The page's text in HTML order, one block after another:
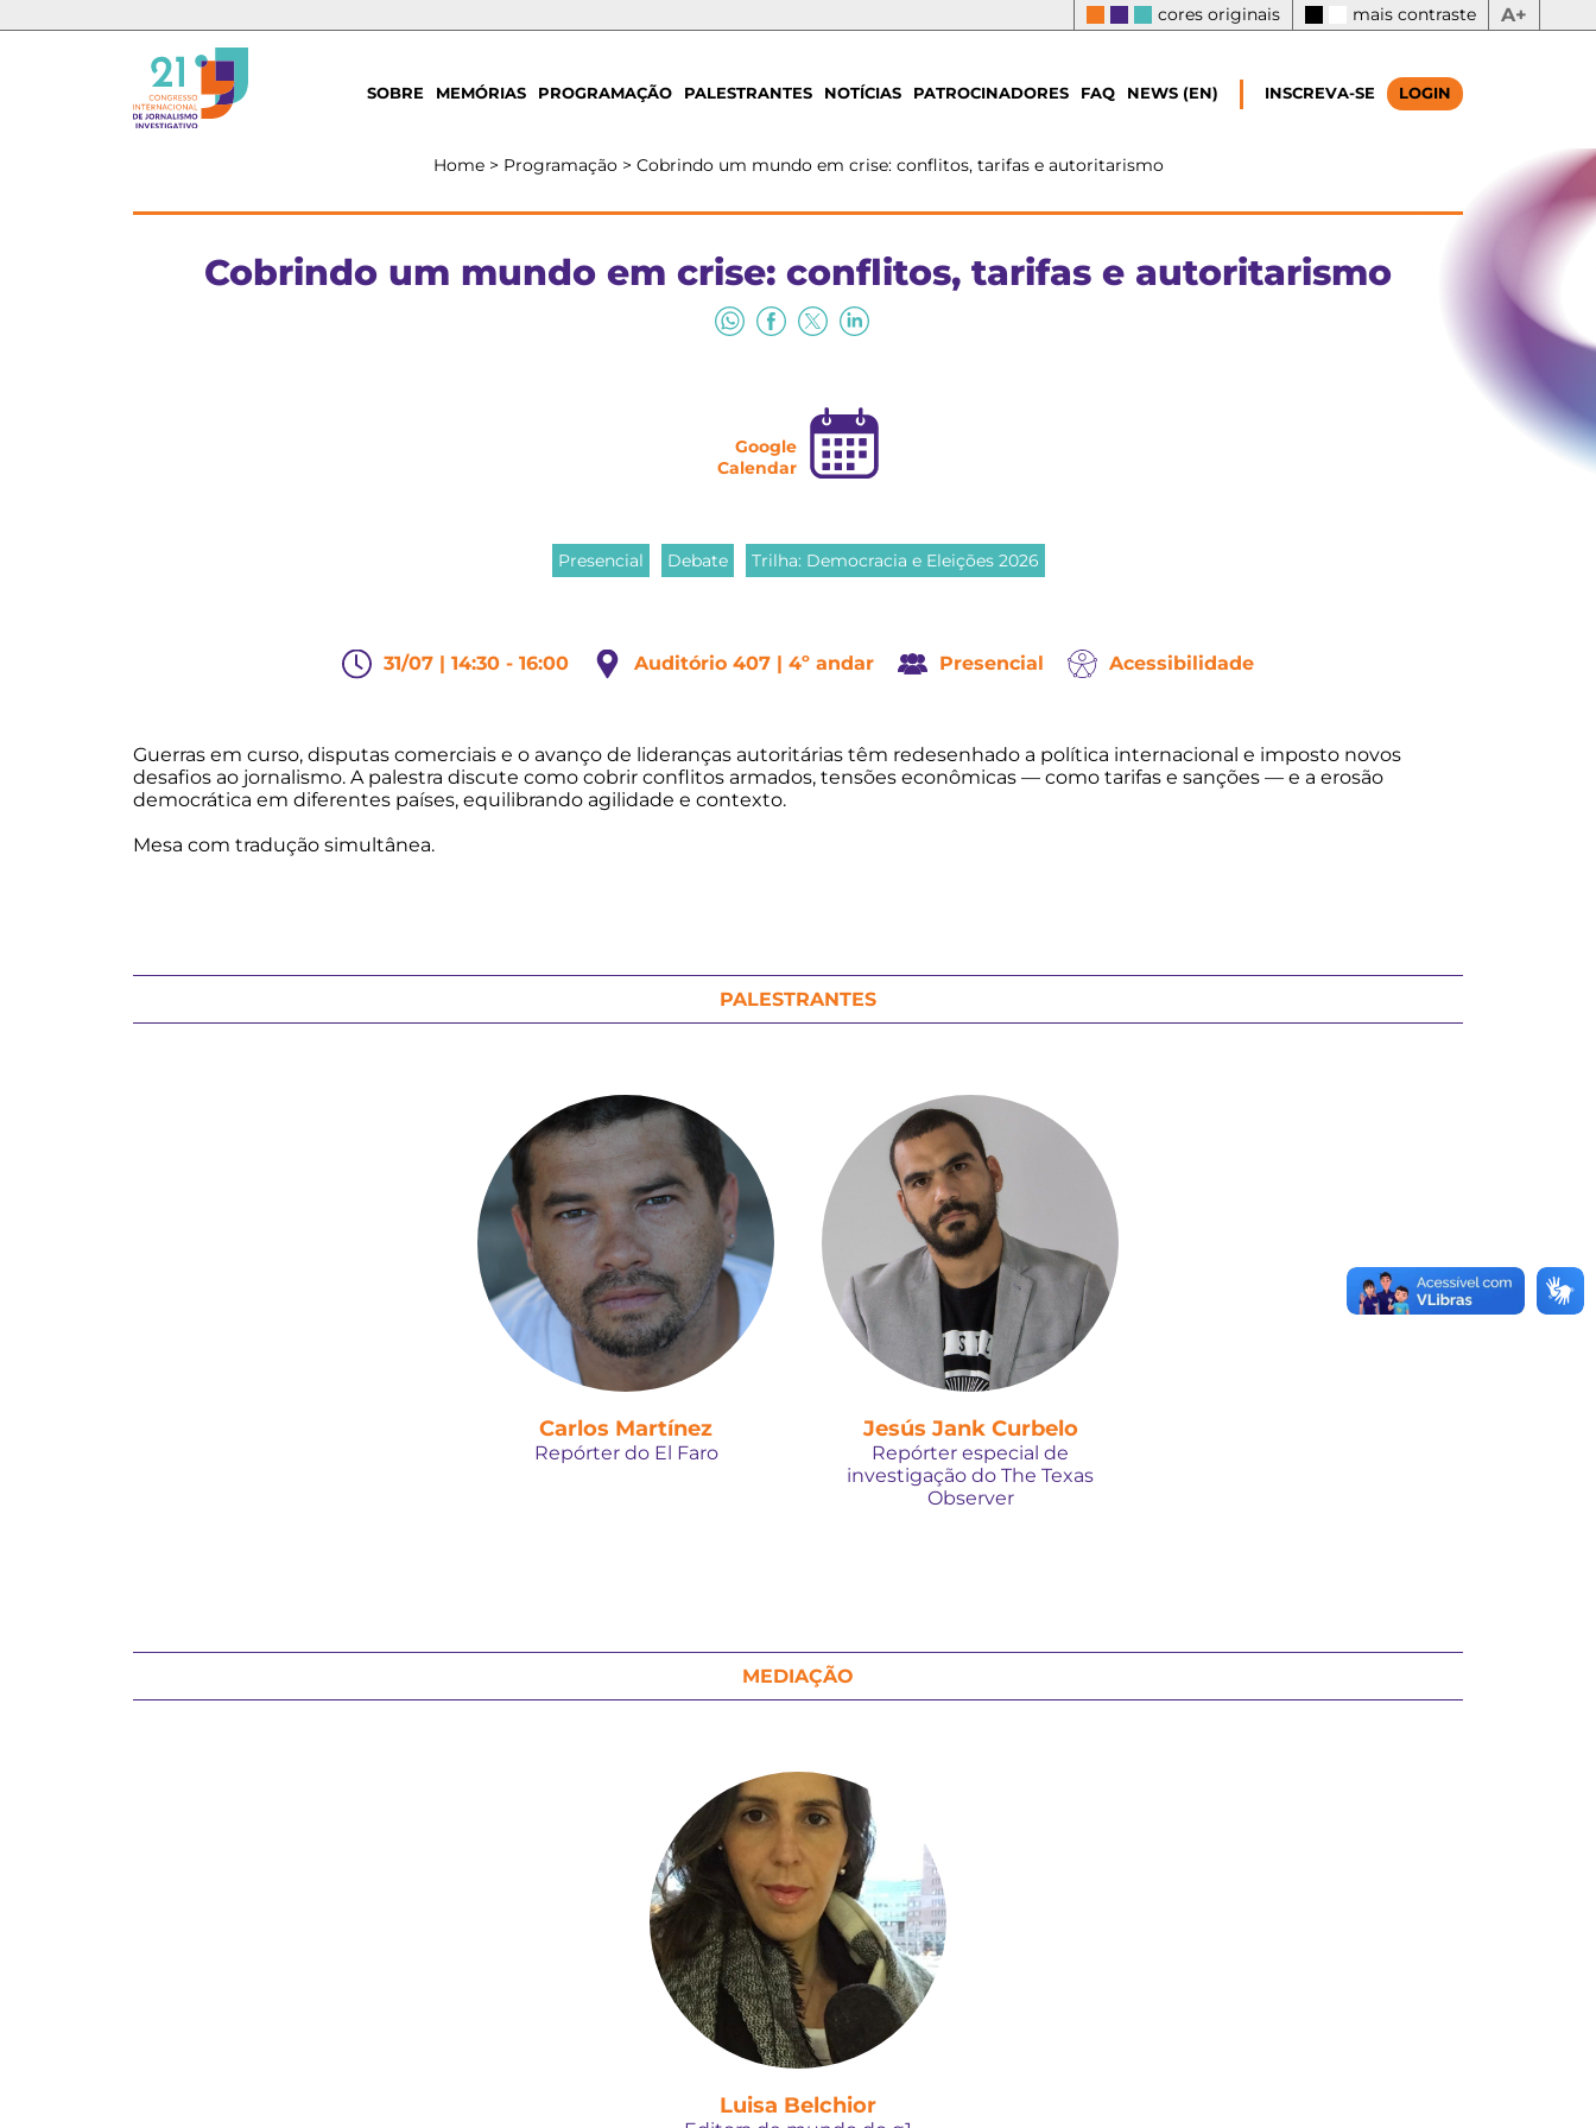
cores originais mais contraste A+
SOBRE MEMÓRIAS PROGRAMAÇÃO PALESTRANTES NOTÍCIAS PATROCINADORES FAQ NEWS (EN) INSCREVA-SE LOGIN
Home > Programação > Cobrindo um mundo em crise: conflitos, tarifas e autoritarismo
Cobrindo um mundo em crise: conflitos, tarifas e autoritarismo
Google
Calendar
Presencial Debate Trilha: Democracia e Eleições 2026
31/07 | 14:30 - 16:00 Auditório 407 | 4º andar Presencial Acessibilidade
Guerras em curso, disputas comerciais e o avanço de lideranças autoritárias têm redesenhado a política internacional e imposto novos
desafios ao jornalismo. A palestra discute como cobrir conflitos armados, tensões econômicas — como tarifas e sanções — e a erosão
democrática em diferentes países, equilibrando agilidade e contexto.
Mesa com tradução simultânea.
PALESTRANTES
Carlos Martínez
Repórter do El Faro
Jesús Jank Curbelo
Repórter especial de
investigação do The Texas
Observer
MEDIAÇÃO
Luisa Belchior